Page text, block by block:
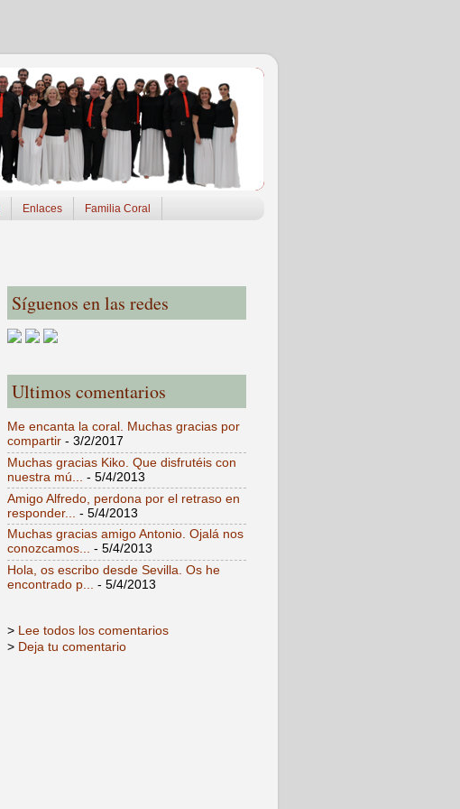
Enlaces Familia Coral
Síguenos en las redes
Ultimos comentarios
Me encanta la coral. Muchas gracias por
compartir - 3/2/2017
Muchas gracias Kiko. Que disfrutéis con
nuestra mú...
- 5/4/2013
Amigo Alfredo, perdona por el retraso en
responder...
- 5/4/2013
Muchas gracias amigo Antonio. Ojalá nos
conozcamos... - 5/4/2013
Hola, os escribo desde Sevilla. Os he
encontrado p... - 5/4/2013
> Lee todos los comentarios
> Deja tu comentario